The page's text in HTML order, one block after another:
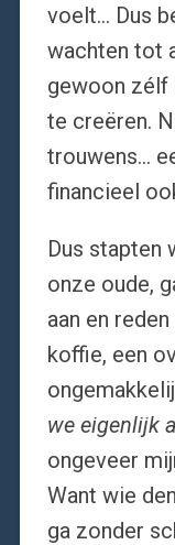
voelt… Dus
wachten tot
gewoon zélf
te creëren.
trouwens…
financieel
Dus stapten
onze oude,
aan en
koffie, een
we eigenlijk
ongeveer
Want wie
ga zonder